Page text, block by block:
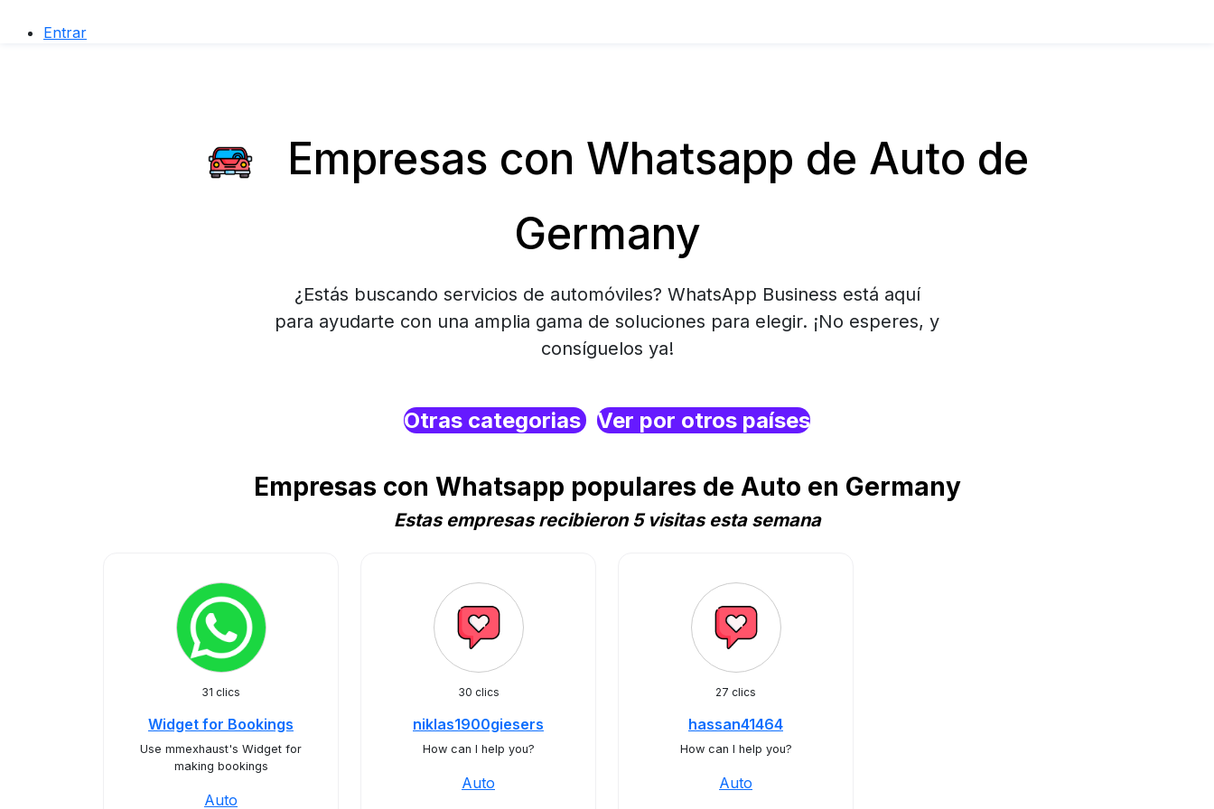
Entrar
Empresas con Whatsapp de Auto de
Germany
¿Estás buscando servicios de automóviles? WhatsApp Business está aquí
para ayudarte con una amplia gama de soluciones para elegir. ¡No esperes, y
consíguelos ya!
Otras categorias Ver por otros países
Empresas con Whatsapp populares de Auto en Germany
Estas empresas recibieron 5 visitas esta semana
31 clics
Widget for Bookings
Use mmexhaust's Widget for
making bookings
Auto
30 clics
niklas1900giesers
How can I help you?
Auto
27 clics
hassan41464
How can I help you?
Auto